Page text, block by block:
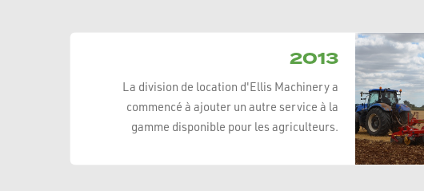
2013
La division de location d'Ellis Machinery a
commencé à ajouter un autre service à la
gamme disponible pour les agriculteurs.